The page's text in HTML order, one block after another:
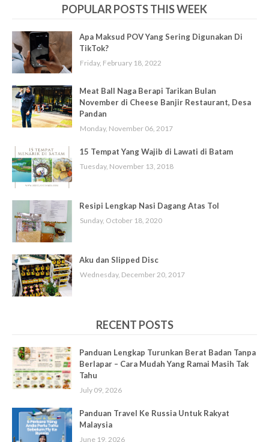
POPULAR POSTS THIS WEEK
Apa Maksud POV Yang Sering Digunakan Di
TikTok?
Friday, February 18, 2022
Meat Ball Naga Berapi Tarikan Bulan
November di Cheese Banjir Restaurant, Desa
Pandan
Monday, November 06, 2017
15 Tempat Yang Wajib di Lawati di Batam
Tuesday, November 13, 2018
Resipi Lengkap Nasi Dagang Atas Tol
Sunday, October 18, 2020
Aku dan Slipped Disc
Wednesday, December 20, 2017
RECENT POSTS
Panduan Lengkap Turunkan Berat Badan Tanpa
Berlapar – Cara Mudah Yang Ramai Masih Tak
Tahu
July 09, 2026
Panduan Travel Ke Russia Untuk Rakyat
Malaysia
June 19, 2026